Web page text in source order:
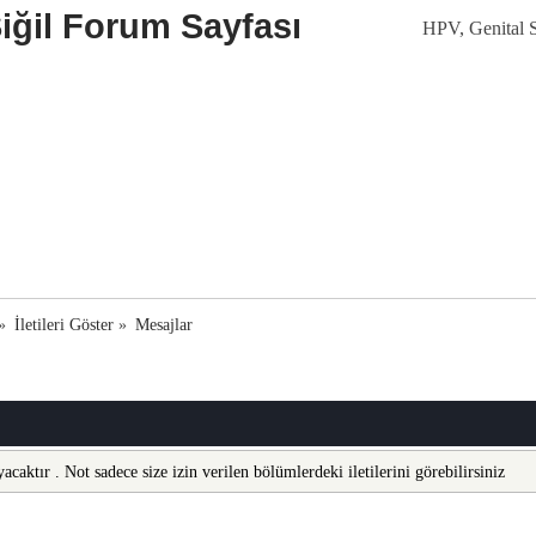
HPV, Genital
İletileri Göster» Mesajlar
. Not sadece size izin verilen bölümlerdeki iletilerini görebilirsiniz